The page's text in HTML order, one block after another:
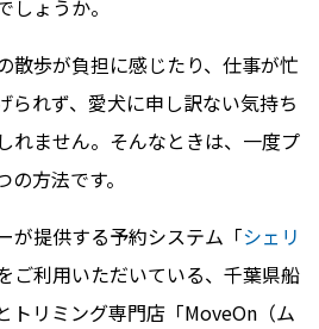
しょうか。
散歩が負担に感じたり、仕事が忙
られず、愛犬に申し訳ない気持ち
れません。そんなときは、一度プ
方法です。
が提供する予約システム「シェリ
ご利用いただいている、千葉県船
トリミング専門店「MoveOn（ム